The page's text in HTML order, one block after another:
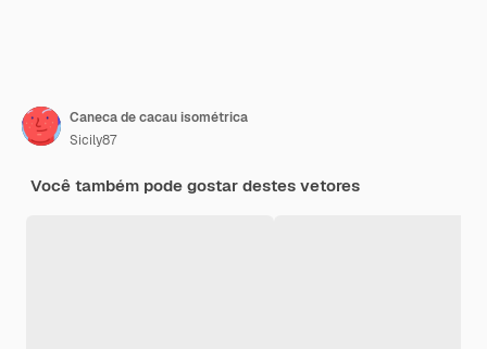
Caneca de cacau isométrica
Sicily87
Você também pode gostar destes vetores